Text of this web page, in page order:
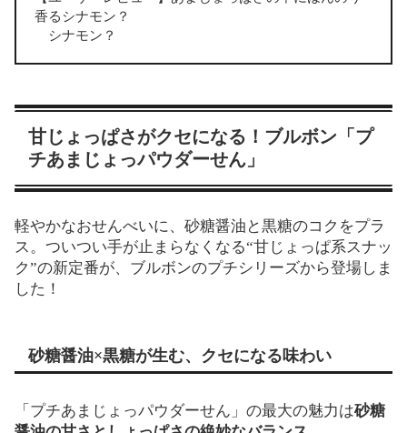
香るシナモン？
シナモン？
甘じょっぱさがクセになる！ブルボン「プ
チあまじょっパウダーせん」
軽やかなおせんべいに、砂糖醤油と黒糖のコクをプラ
ス。ついつい手が止まらなくなる“甘じょっぱ系スナッ
ク”の新定番が、ブルボンのプチシリーズから登場しま
した！
砂糖醤油×黒糖が生む、クセになる味わい
「プチあまじょっパウダーせん」の最大の魅力は砂糖